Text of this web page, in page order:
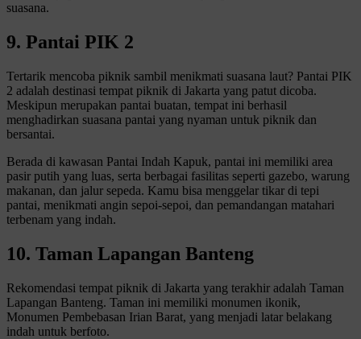
suasana.
9. Pantai PIK 2
Tertarik mencoba piknik sambil menikmati suasana laut? Pantai PIK
2 adalah destinasi tempat piknik di Jakarta yang patut dicoba.
Meskipun merupakan pantai buatan, tempat ini berhasil
menghadirkan suasana pantai yang nyaman untuk piknik dan
bersantai.
Berada di kawasan Pantai Indah Kapuk, pantai ini memiliki area
pasir putih yang luas, serta berbagai fasilitas seperti gazebo, warung
makanan, dan jalur sepeda. Kamu bisa menggelar tikar di tepi
pantai, menikmati angin sepoi-sepoi, dan pemandangan matahari
terbenam yang indah.
10. Taman Lapangan Banteng
Rekomendasi tempat piknik di Jakarta yang terakhir adalah Taman
Lapangan Banteng. Taman ini memiliki monumen ikonik,
Monumen Pembebasan Irian Barat, yang menjadi latar belakang
indah untuk berfoto.